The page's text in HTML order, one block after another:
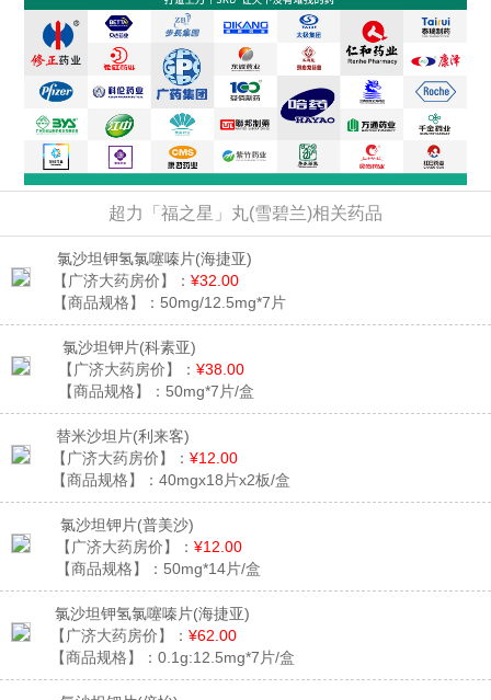
超力「福之星」丸(雪碧兰)相关药品
氯沙坦钾氢氯噻嗪片(海捷亚)
【广济大药房价】： ¥32.00
【商品规格】： 50mg/12.5mg*7片
氯沙坦钾片(科素亚)
【广济大药房价】： ¥38.00
【商品规格】： 50mg*7片/盒
替米沙坦片(利来客)
【广济大药房价】： ¥12.00
【商品规格】： 40mgx18片x2板/盒
氯沙坦钾片(普美沙)
【广济大药房价】： ¥12.00
【商品规格】： 50mg*14片/盒
氯沙坦钾氢氯噻嗪片(海捷亚)
【广济大药房价】： ¥62.00
【商品规格】： 0.1g:12.5mg*7片/盒